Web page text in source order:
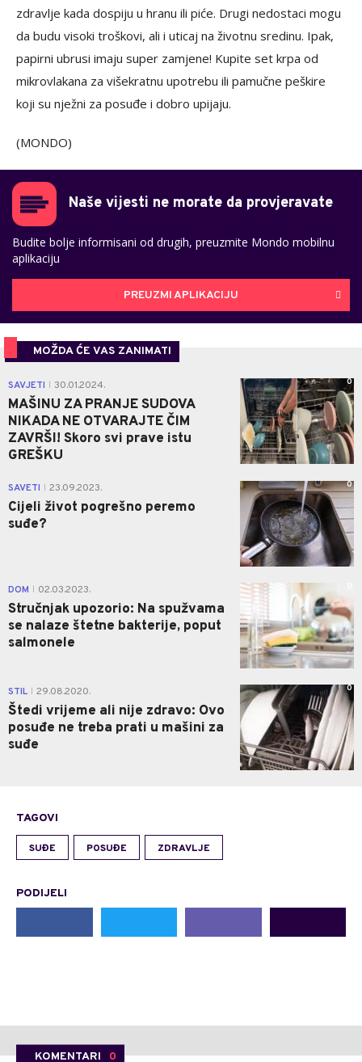
zdravlje kada dospiju u hranu ili piće. Drugi nedostaci mogu
da budu visoki troškovi, ali i uticaj na životnu sredinu. Ipak,
papirni ubrusi imaju super zamjene! Kupite set krpa od
mikrovlakana za višekratnu upotrebu ili pamučne peškire
koji su nježni za posuđe i dobro upijaju.
(MONDO)
Naše vijesti ne morate da provjeravate
Budite bolje informisani od drugih, preuzmite Mondo mobilnu
aplikaciju
PREUZMI APLIKACIJU
MOŽDA ĆE VAS ZANIMATI
SAVJETI 30.01.2024.
MAŠINU ZA PRANJE SUDOVA
NIKADA NE OTVARAJTE ČIM
ZAVRŠI! Skoro svi prave istu
GREŠKU
0
SAVETI 23.09.2023.
Cijeli život pogrešno peremo
suđe?
0
DOM 02.03.2023.
Stručnjak upozorio: Na spužvama
se nalaze štetne bakterije, poput
salmonele
STIL 29.08.2020.
Štedi vrijeme ali nije zdravo: Ovo
posuđe ne treba prati u mašini za
suđe
0
TAGOVI
SUĐE POSUĐE ZDRAVLJE
PODIJELI
KOMENTARI 0